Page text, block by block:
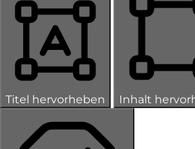
Titel hervorheben Inhalt